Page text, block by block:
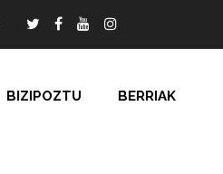
BIZIPOZTU BERRIAK